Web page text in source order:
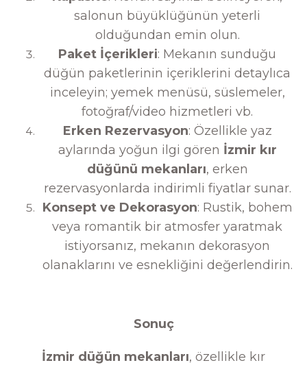
salonun büyüklüğünün yeterli
olduğundan emin olun.
Paket İçerikleri: Mekanın sunduğu
düğün paketlerinin içeriklerini detaylıca
inceleyin; yemek menüsü, süslemeler,
fotoğraf/video hizmetleri vb.
Erken Rezervasyon: Özellikle yaz
aylarında yoğun ilgi gören İzmir kır
düğünü mekanları, erken
rezervasyonlarda indirimli fiyatlar sunar.
Konsept ve Dekorasyon: Rustik, bohem
veya romantik bir atmosfer yaratmak
istiyorsanız, mekanın dekorasyon
olanaklarını ve esnekliğini değerlendirin.
Sonuç
İzmir düğün mekanları, özellikle kır